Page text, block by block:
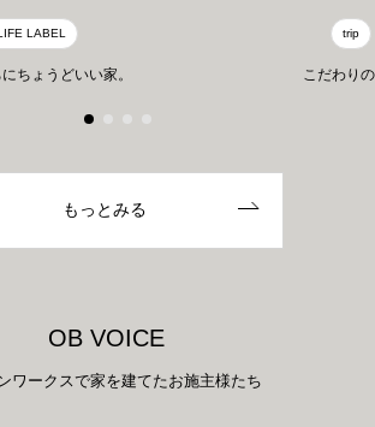
LABEL
ちょうどいい家。
trip
こだわり
もっとみる
OB VOICE
ワークスで家を建てたお施主様たち